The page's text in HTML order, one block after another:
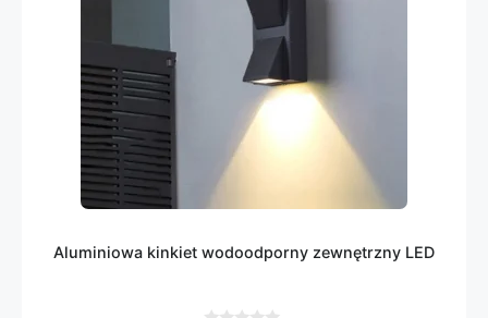
Aluminiowa kinkiet wodoodporny zewnętrzny LED